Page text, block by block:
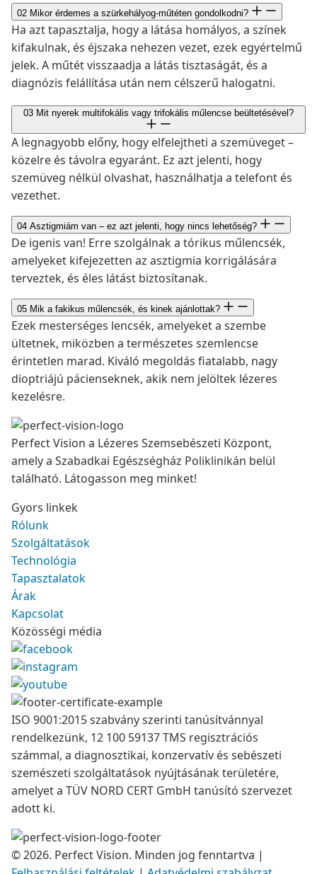
02 Mikor érdemes a szürkehályog-műtéten gondolkodni?
Ha azt tapasztalja, hogy a látása homályos, a színek
kifakulnak, és éjszaka nehezen vezet, ezek egyértelmű
jelek. A műtét visszaadja a látás tisztaságát, és a
diagnózis felállítása után nem célszerű halogatni.
03 Mit nyerek multifokális vagy trifokális műlencse beültetésével?
A legnagyobb előny, hogy elfelejtheti a szemüveget –
közelre és távolra egyaránt. Ez azt jelenti, hogy
szemüveg nélkül olvashat, használhatja a telefont és
vezethet.
04 Asztigmiám van – ez azt jelenti, hogy nincs lehetőség?
De igenis van! Erre szolgálnak a tórikus műlencsék,
amelyeket kifejezetten az asztigmia korrigálására
terveztek, és éles látást biztosítanak.
05 Mik a fakikus műlencsék, és kinek ajánlottak?
Ezek mesterséges lencsék, amelyeket a szembe
ültetnek, miközben a természetes szemlencse
érintetlen marad. Kiváló megoldás fiatalabb, nagy
dioptriájú pácienseknek, akik nem jelöltek lézeres
kezelésre.
Perfect Vision a Lézeres Szemsebészeti Központ,
amely a Szabadkai Egészségház Poliklinikán belül
található. Látogasson meg minket!
Gyors linkek
Rólunk
Szolgáltatások
Technológia
Tapasztalatok
Árak
Kapcsolat
Közösségi média
ISO 9001:2015 szabvány szerinti tanúsítvánnyal
rendelkezünk, 12 100 59137 TMS regisztrációs
számmal, a diagnosztikai, konzervatív és sebészeti
szemészeti szolgáltatások nyújtásának területére,
amelyet a TÜV NORD CERT GmbH tanúsító szervezet
adott ki.
© 2026. Perfect Vision. Minden jog fenntartva |